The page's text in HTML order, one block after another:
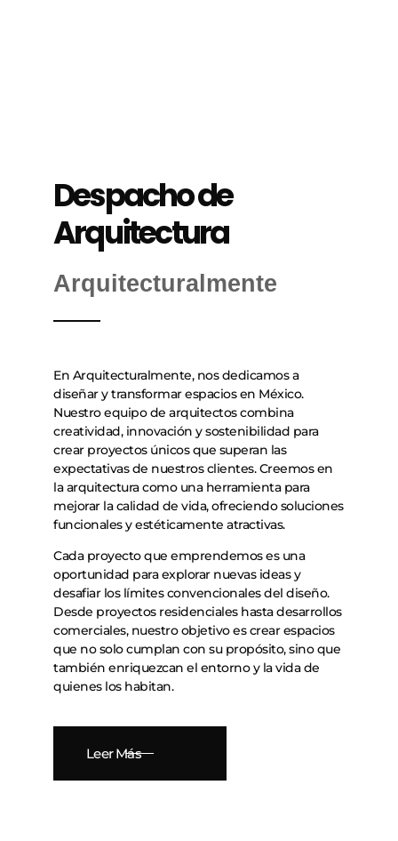
Despacho de
Arquitectura
Arquitecturalmente
En Arquitecturalmente, nos dedicamos a
diseñar y transformar espacios en México.
Nuestro equipo de arquitectos combina
creatividad, innovación y sostenibilidad para
crear proyectos únicos que superan las
expectativas de nuestros clientes. Creemos en
la arquitectura como una herramienta para
mejorar la calidad de vida, ofreciendo soluciones
funcionales y estéticamente atractivas.
Cada proyecto que emprendemos es una
oportunidad para explorar nuevas ideas y
desafiar los límites convencionales del diseño.
Desde proyectos residenciales hasta desarrollos
comerciales, nuestro objetivo es crear espacios
que no solo cumplan con su propósito, sino que
también enriquezcan el entorno y la vida de
quienes los habitan.
Leer Más